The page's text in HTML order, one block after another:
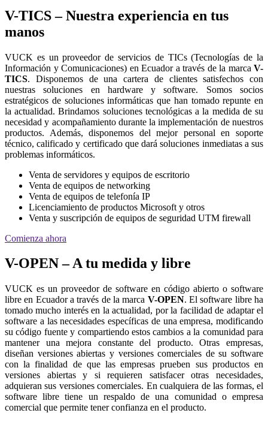
V-TICS – Nuestra experiencia en tus
manos
VUCK es un proveedor de servicios de TICs (Tecnologías de la
Información y Comunicaciones) en Ecuador a través de la marca V-
TICS. Disponemos de una cartera de clientes satisfechos con
nuestras soluciones en hardware y software. Somos socios
estratégicos de soluciones informáticas que han tomado repunte en
la actualidad. Brindamos soluciones tecnológicas a la medida de su
necesidad y acompañamiento durante la implementación de nuestros
productos. Además, disponemos del mejor personal en soporte
técnico, calificado y certificado que dará soluciones inmediatas a sus
problemas informáticos.
Venta de servidores y equipos de escritorio
Venta de equipos de networking
Venta de equipos de telefonía IP
Licenciamiento de productos Microsoft y otros
Venta y suscripción de equipos de seguridad UTM firewall
Comienza ahora
V-OPEN – A tu medida y libre
VUCK es un proveedor de software en código abierto o software
libre en Ecuador a través de la marca V-OPEN. El software libre ha
tomado mucho interés en la actualidad, por la facilidad de adaptar el
software a las necesidades específicas de una empresa, modificando
su código fuente y compartiendo estos cambios a la comunidad para
mantener una mejora constante del producto. Otras empresas,
diseñan versiones abiertas y versiones comerciales de su software
con la finalidad de que las empresas prueben sus productos en
versiones abiertas y si requieren satisfacer otras necesidades,
adquieran sus versiones comerciales. En cualquiera de las formas, el
software libre tiene un respaldo de una comunidad o empresa
comercial que permite tener confianza en el producto.